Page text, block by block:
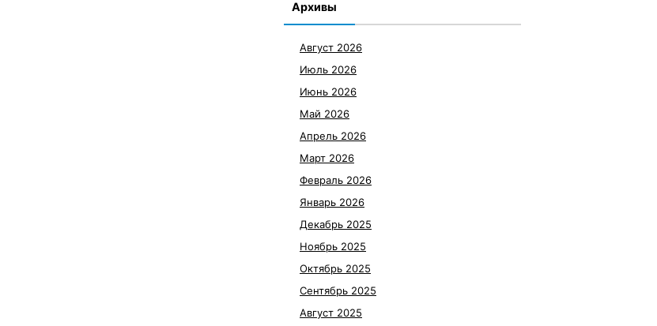
Архивы
Август 2026
Июль 2026
Июнь 2026
Май 2026
Апрель 2026
Март 2026
Февраль 2026
Январь 2026
Декабрь 2025
Ноябрь 2025
Октябрь 2025
Сентябрь 2025
Август 2025